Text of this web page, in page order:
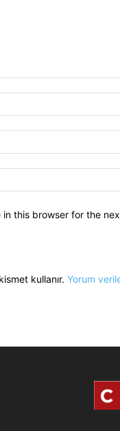
this browser for the
kullanır. Yorum